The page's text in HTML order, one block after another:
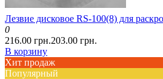
Лезвие дисковое RS-100(8) для
0
216.00 грн.203.00 грн.
В корзину
Хит продаж
Популярный